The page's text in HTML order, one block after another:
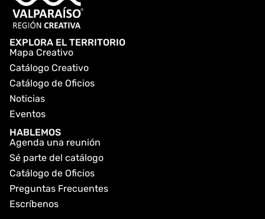
EXPLORA EL TERRITORIO
Mapa Creativo
Catálogo Creativo
Catálogo de Oficios
Noticias
Eventos
HABLEMOS
Agenda una reunión
Sé parte del catálogo
Catálogo de Oficios
Preguntas Frecuentes
Escríbenos